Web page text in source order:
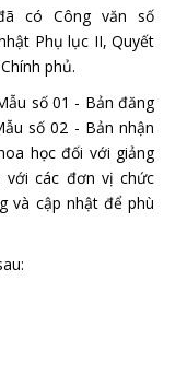
có Công văn số
Phụ lục II, Quyết
phủ.
số 01 - Bản đăng
số 02 - Bản nhận
học đối với giảng
với các đơn vị chức
và cập nhật để phù